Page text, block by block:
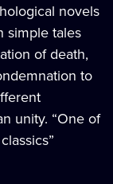
novels
simple tales
of death,
to
unity. “One of